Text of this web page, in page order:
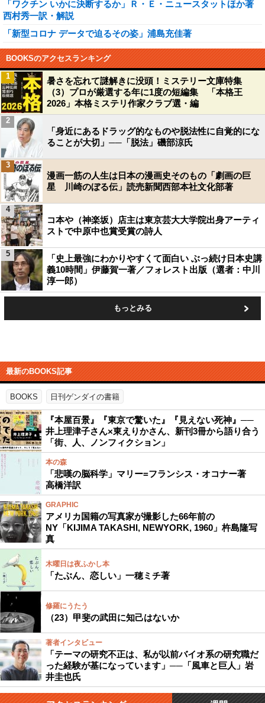
「ワクチン いかに決断するか」Ｒ・Ｅ・ニュースタットほか著
西村秀一訳・解説
「新型コロナ データで迫るその姿」浦島充佳著
BOOKSのアクセスランキング
暑さを忘れて謎解きに没頭！ミステリー文庫特集
（3）プロが厳選する年に1度の短編集 「本格王
2026」本格ミステリ作家クラブ選・編
1
「身近にあるドラッグ的なものや脱法性に自覚的にな
ることが大切」──「脱法」磯部涼氏
2
漫画一筋の人生は日本の漫画史そのもの「劇画の巨
星 川崎のぼる伝」読売新聞西部本社文化部著
3
コ本や（神楽坂）店主は東京芸大大学院出身アーティ
ストで中原中也賞受賞の詩人
4
「史上最強にわかりやすくて面白い ぶっ続け日本史講
義10時間」伊藤賀一著／フォレスト出版（選者：中川
淳一郎）
5
もっとみる
最新のBOOKS記事
BOOKS 日刊ゲンダイの書籍
『本屋百景』『東京で驚いた』『見えない死神』──
井上理津子さん×東えりかさん、新刊3冊から語り合う
「街、人、ノンフィクション」
本の森
「悲嘆の脳科学」マリー=フランシス・オコナー著
高橋洋訳
GRAPHIC
アメリカ国籍の写真家が撮影した66年前の
NY「KIJIMA TAKASHI, NEWYORK, 1960」杵島隆写
真
木曜日は夜ふかし本
「たぶん、恋しい」一穂ミチ著
修羅にうたう
（23）甲斐の武田に知己はないか
著者インタビュー
「テーマの研究不正は、私が以前バイオ系の研究職だ
った経験が基になっています」──「風車と巨人」岩
井圭也氏